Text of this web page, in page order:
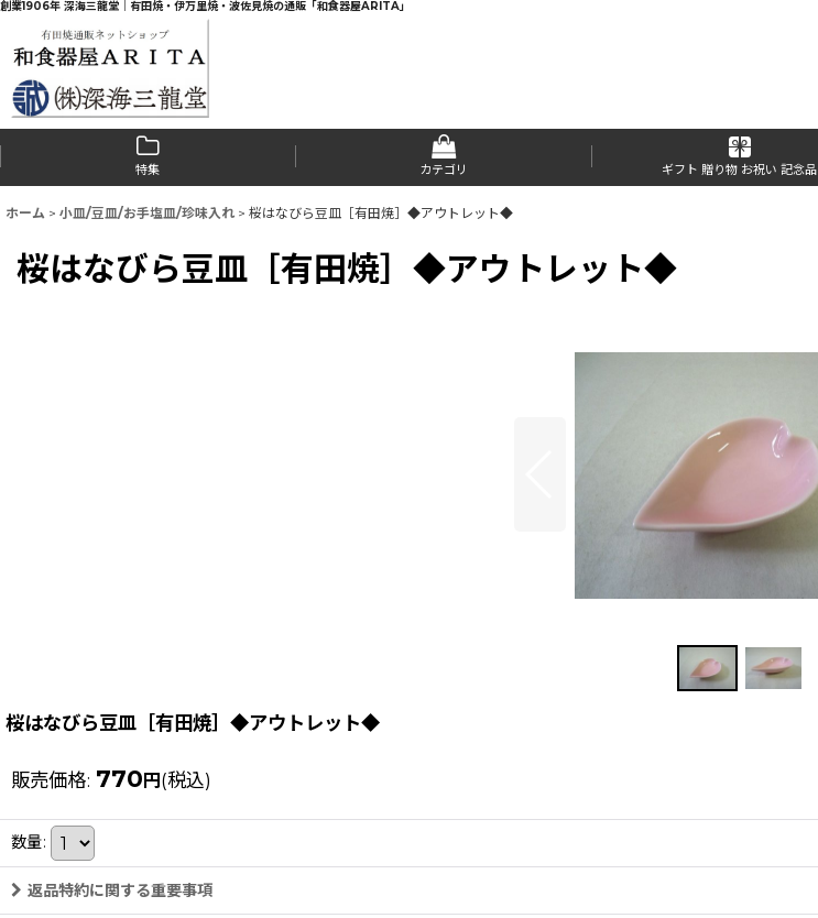
創業1906年 深海三龍堂｜有田焼・伊万里焼・波佐見焼の通販「和食器屋ARITA」
特集 カテゴリ ギフト 贈り物 お祝い 記念品
ホーム > 小皿/豆皿/お手塩皿/珍味入れ > 桜はなびら豆皿［有田焼］◆アウトレット◆
桜はなびら豆皿［有田焼］◆アウトレット◆
桜はなびら豆皿［有田焼］◆アウトレット◆
販売価格: 770 円 (税込)
数量:
返品特約に関する重要事項